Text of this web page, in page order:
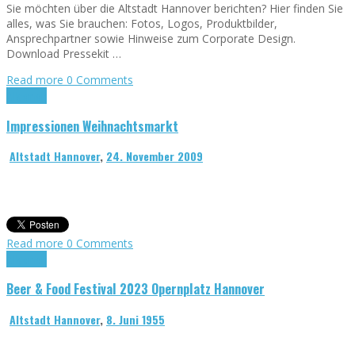
Sie möchten über die Altstadt Hannover berichten? Hier finden Sie
alles, was Sie brauchen: Fotos, Logos, Produktbilder,
Ansprechpartner sowie Hinweise zum Corporate Design.
Download Pressekit …
Read more 0 Comments
Impressionen Weihnachtsmarkt
Altstadt Hannover, 24. November 2009
Read more 0 Comments
Beer & Food Festival 2023 Opernplatz Hannover
Altstadt Hannover, 8. Juni 1955